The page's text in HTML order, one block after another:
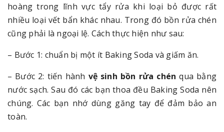
hoàng trong lĩnh vực tẩy rửa khi loại bỏ được rất
nhiều loại vết bẩn khác nhau. Trong đó bồn rửa chén
cũng phải là ngoại lệ. Cách thực hiện như sau:
– Bước 1: chuẩn bị một ít Baking Soda và giấm ăn.
– Bước 2: tiến hành vệ sinh bồn rửa chén qua bằng
nước sạch. Sau đó các bạn thoa đều Baking Soda nên
chúng. Các bạn nhớ dùng găng tay để đảm bảo an
toàn.